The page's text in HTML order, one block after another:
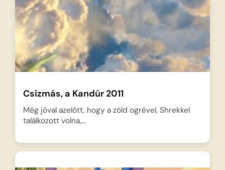
Csizmás, a Kandúr 2011
Még jóval azelőtt, hogy a zöld ogrével, Shrekkel
találkozott volna,…